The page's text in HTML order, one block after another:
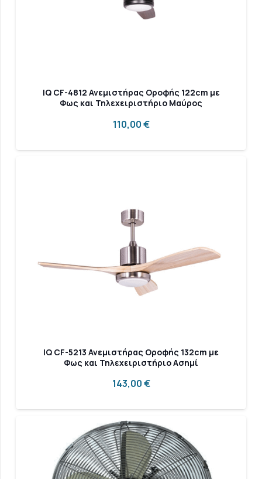
IQ CF-4812 Ανεμιστήρας Οροφής 122cm με
Φως και Τηλεχειριστήριο Μαύρος
110,00€
IQ CF-5213 Ανεμιστήρας Οροφής 132cm με
Φως και Τηλεχειριστήριο Ασημί
143,00€